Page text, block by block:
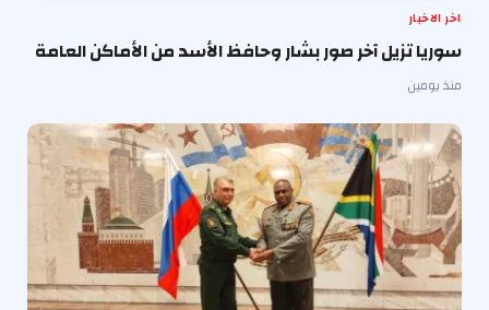
اخر الاخبار
سوريا تزيل آخر صور بشار وحافظ الأسد من الأماكن العامة
منذ يومين